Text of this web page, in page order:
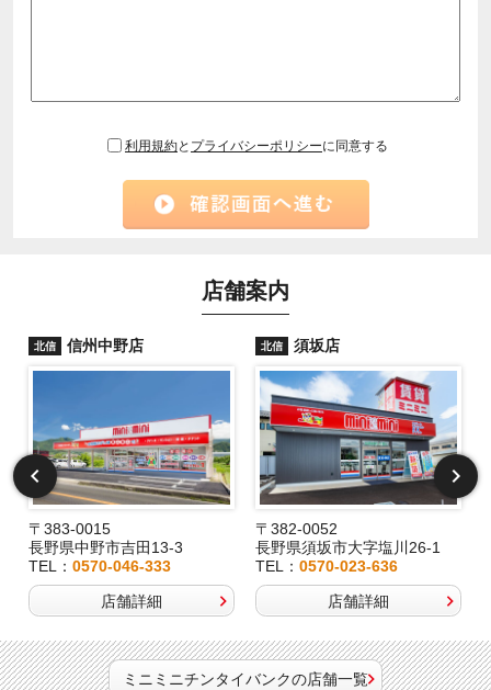
利用規約と プライバシーポリシーに同意する
店舗案内
北信 信州中野店
〒383-0015
長野県中野市吉田13-3
TEL： 0570-046-333
店舗詳細
北信 須坂店
〒382-0052
長野県須坂市大字塩川26-1
TEL：0570-023-636
店舗詳細
ミニミニチンタイバンクの店舗一覧